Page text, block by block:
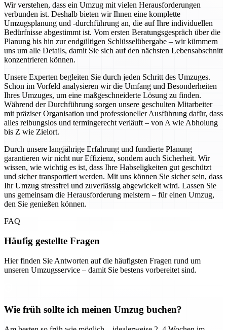
Wir verstehen, dass ein Umzug mit vielen Herausforderungen
verbunden ist. Deshalb bieten wir Ihnen eine komplette
Umzugsplanung und -durchführung an, die auf Ihre individuellen
Bedürfnisse abgestimmt ist. Vom ersten Beratungsgespräch über die
Planung bis hin zur endgültigen Schlüsselübergabe – wir kümmern
uns um alle Details, damit Sie sich auf den nächsten Lebensabschnitt
konzentrieren können.
Unsere Experten begleiten Sie durch jeden Schritt des Umzuges.
Schon im Vorfeld analysieren wir die Umfang und Besonderheiten
Ihres Umzuges, um eine maßgeschneiderte Lösung zu finden.
Während der Durchführung sorgen unsere geschulten Mitarbeiter
mit präziser Organisation und professioneller Ausführung dafür, dass
alles reibungslos und termingerecht verläuft – von A wie Abholung
bis Z wie Zielort.
Durch unsere langjährige Erfahrung und fundierte Planung
garantieren wir nicht nur Effizienz, sondern auch Sicherheit. Wir
wissen, wie wichtig es ist, dass Ihre Habseligkeiten gut geschützt
und sicher transportiert werden. Mit uns können Sie sicher sein, dass
Ihr Umzug stressfrei und zuverlässig abgewickelt wird. Lassen Sie
uns gemeinsam die Herausforderung meistern – für einen Umzug,
den Sie genießen können.
FAQ
Häufig gestellte Fragen
Hier finden Sie Antworten auf die häufigsten Fragen rund um
unseren Umzugsservice – damit Sie bestens vorbereitet sind.
Wie früh sollte ich meinen Umzug buchen?